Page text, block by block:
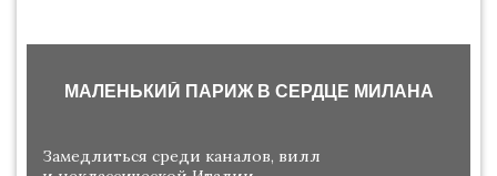
МАЛЕНЬКИЙ ПАРИЖ В СЕРДЦЕ МИЛАНА
Замедлиться среди каналов, вилл